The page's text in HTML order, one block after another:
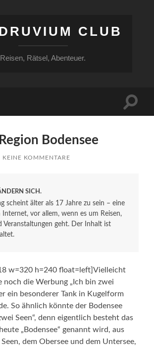
CLUB
Reisen, Rätsel, Abenteuer.
Bodensee
KEINE KOMMENTARE
SICH.
scheint älter als 17 Jahre zu sein – eine
Internet, vor allem, wenn es um Reisen,
Veranstaltungen geht. Der Inhalt ist
w=320 h=240 float=left]Vielleicht
noch die Werbung „Ich bin zwei
ein besonderer Tank in Kugelform
So ähnlich könnte der Bodensee
Seen“, denn eigentlich besteht das
„Bodensee“ genannt wird, aus
dem Obersee und dem Untersee,